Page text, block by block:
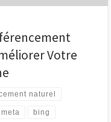
Votre
naturel
bing